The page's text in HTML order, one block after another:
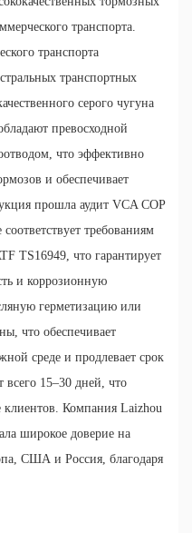
транспорта.
транспорта
транспортных
серого чугуна
превосходной
что эффективно
и обеспечивает
прошла аудит VCA COP
требованиям
TS16949, что гарантирует
и коррозионную
герметизацию или
что обеспечивает
среде и продлевает срок
всего 15–30 дней, что
клиентов. Компания Laizhou
широкое доверие на
США и Россия, благодаря